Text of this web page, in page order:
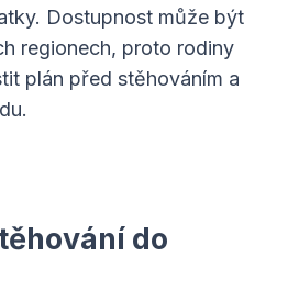
Dostupnost může být
regionech, proto rodiny
plán před stěhováním a
do